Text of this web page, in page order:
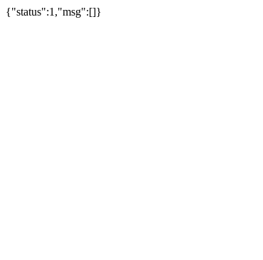
{"status":1,"msg":[]}